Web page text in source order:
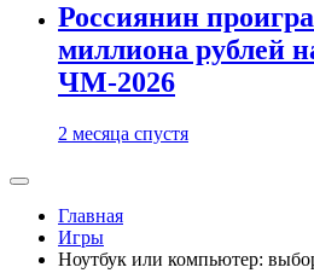
Россиянин
миллиона рублей
ЧМ-2026
2 месяца спустя
Главная
Игры
Ноутбук или компьютер: